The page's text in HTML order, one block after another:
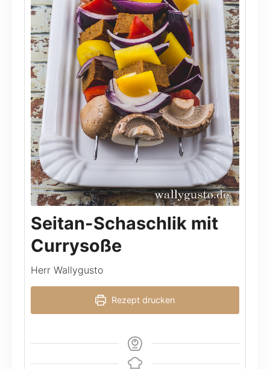
Seitan-Schaschlik mit
Currysoße
Herr Wallygusto
Rezept drucken